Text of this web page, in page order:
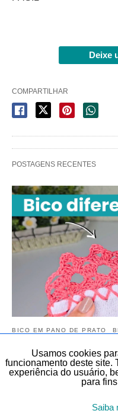
Deixe
COMPARTILHAR
POSTAGENS RECENTES
BICO EM PANO DE PRATO
SÉRIE BICOS PARA
TODAS AS POSTAGENS
Aprenda Bico de
Usamos cookies
funcionamento deste site.
experiência do usuário,
para
Saiba